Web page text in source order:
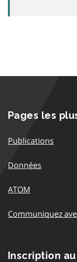
Pages les
Publications
Données
ATOM
Communiquez
Inscription